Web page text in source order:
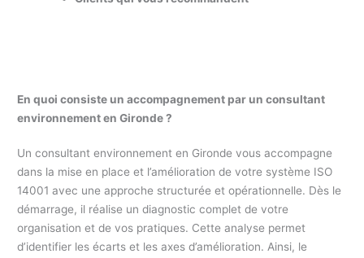
En quoi consiste un accompagnement par un consultant
environnement en Gironde ?
Un consultant environnement en Gironde vous accompagne
dans la mise en place et l’amélioration de votre système ISO
14001 avec une approche structurée et opérationnelle. Dès le
démarrage, il réalise un diagnostic complet de votre
organisation et de vos pratiques. Cette analyse permet
d’identifier les écarts et les axes d’amélioration. Ainsi, le